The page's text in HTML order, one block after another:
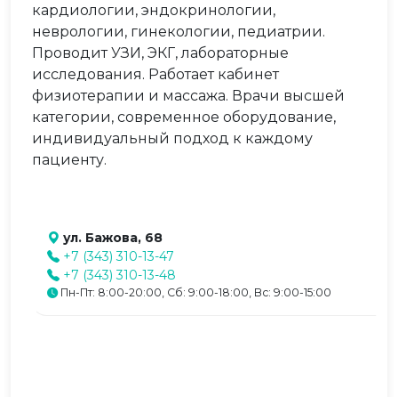
кардиологии, эндокринологии,
неврологии, гинекологии, педиатрии.
Проводит УЗИ, ЭКГ, лабораторные
исследования. Работает кабинет
физиотерапии и массажа. Врачи высшей
категории, современное оборудование,
индивидуальный подход к каждому
пациенту.
ул. Бажова, 68
+7 (343) 310-13-47
+7 (343) 310-13-48
Пн-Пт: 8:00-20:00, Сб: 9:00-18:00, Вс: 9:00-15:00